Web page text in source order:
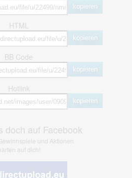
kopieren
HTML
kopieren
BB Code
kopieren
Hotlink
kopieren
doch auf Facebook
und Aktionen
auf dich!